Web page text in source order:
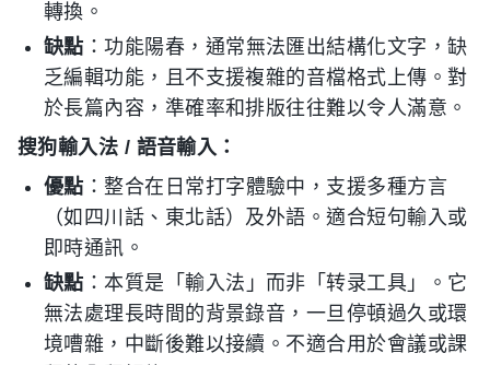
轉換。
缺點 ：功能陽春，通常無法匯出結構化文字，缺
乏編輯功能，且不支援複雜的音檔格式上傳。對
於長篇內容，準確率和排版往往難以令人滿意。
搜狗輸入法 / 語音輸入：
優點 ：整合在日常打字體驗中，支援多種方言
（如四川話、東北話）及外語。適合短句輸入或
即時通訊。
缺點 ：本質是「輸入法」而非「转录工具」。它
無法處理長時間的背景錄音，一旦停頓過久或環
境嘈雜，中斷後難以接續。不適合用於會議或課